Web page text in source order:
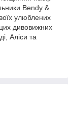
Bendy &
улюблених
дивовижних
Аліси та